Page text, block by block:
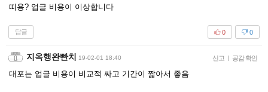
띠용? 업글 비용이 이상합니다
답글 0
0
지옥행완빤치 19-02-01 18:40 신고 | 공감 확인
대포는 업글 비용이 비교적 싸고 기간이 짧아서 좋음